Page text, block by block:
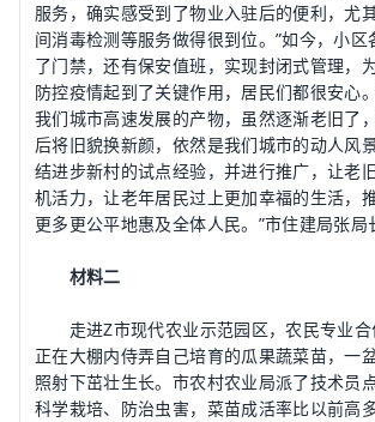
服务，确实感受到了物业入驻后的便利，尤
间消毒检测等服务做得很到位。”如今，小区
了门禁，还有保安值班，实现封闭式管理，
防控疫情起到了关键作用，居民们都很安心
我们城市高速发展的产物，虽然逐渐老旧了
后将旧貌换新颜，依然是我们城市的动人风
结进步新村的试点经验，并进行推广，让老
机活力，让老年居民过上更加幸福的生活，
更多更公平地惠及全体人民。”市住建局张局
材料二
走进Z市现代农业示范园区，农民专业合
正在大棚内侍弄自己培育的瓜果蔬菜苗，一
照射下茁壮生长。市农村农业局派了技术员
科学栽培、防治虫害，菜苗成活率比以前高